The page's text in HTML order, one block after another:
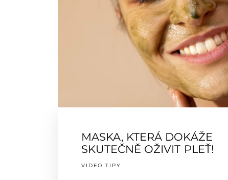
MASKA, KTERÁ DOKÁŽE
SKUTEČNĚ OŽIVIT PLEŤ!
VIDEO TIPY